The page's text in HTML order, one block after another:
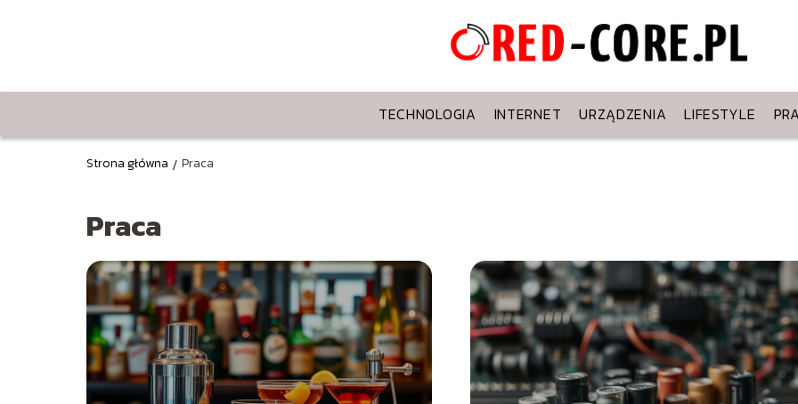
TECHNOLOGIA INTERNET URZĄDZENIA LIFESTYLE
Strona główna / Praca
Praca